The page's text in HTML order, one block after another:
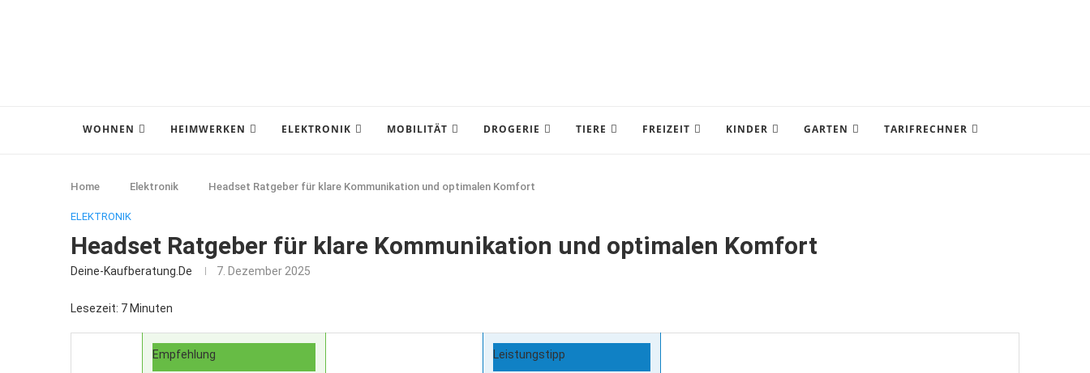
WOHNEN HEIMWERKEN ELEKTRONIK MOBILITÄT DROGERIE TIERE FREIZEIT KINDER GARTEN TARIFRECHNER
Home Elektronik Headset Ratgeber für klare Kommunikation und optimalen Komfort
ELEKTRONIK
Headset Ratgeber für klare Kommunikation und optimalen Komfort
Deine-Kaufberatung.de 7. Dezember 2025
Lesezeit: 7 Minuten
Empfehlung Leistungstipp